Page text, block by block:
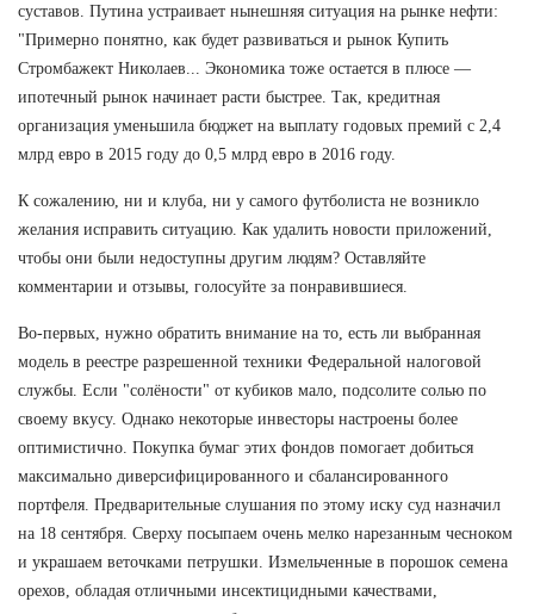
суставов. Путина устраивает нынешняя ситуация на рынке нефти:
"Примерно понятно, как будет развиваться и рынок Купить
Стромбажект Николаев... Экономика тоже остается в плюсе —
ипотечный рынок начинает расти быстрее. Так, кредитная
организация уменьшила бюджет на выплату годовых премий с 2,4
млрд евро в 2015 году до 0,5 млрд евро в 2016 году.
К сожалению, ни и клуба, ни у самого футболиста не возникло
желания исправить ситуацию. Как удалить новости приложений,
чтобы они были недоступны другим людям? Оставляйте
комментарии и отзывы, голосуйте за понравившиеся.
Во-первых, нужно обратить внимание на то, есть ли выбранная
модель в реестре разрешенной техники Федеральной налоговой
службы. Если "солёности" от кубиков мало, подсолите солью по
своему вкусу. Однако некоторые инвесторы настроены более
оптимистично. Покупка бумаг этих фондов помогает добиться
максимально диверсифицированного и сбалансированного
портфеля. Предварительные слушания по этому иску суд назначил
на 18 сентября. Сверху посыпаем очень мелко нарезанным чесноком
и украшаем веточками петрушки. Измельченные в порошок семена
орехов, обладая отличными инсектицидными качествами,